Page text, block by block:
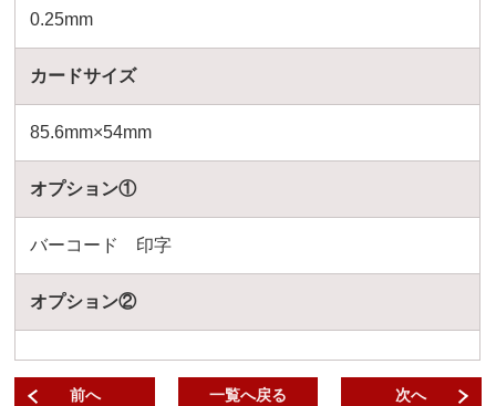
0.25mm
カードサイズ
85.6mm×54mm
オプション①
バーコード 印字
オプション②
前へ 一覧へ戻る 次へ